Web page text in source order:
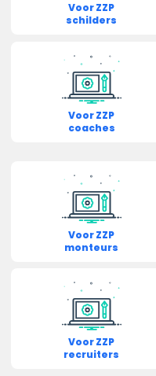
Voor ZZP
schilders
Voor ZZP
coaches
Voor ZZP
monteurs
Voor ZZP
recruiters